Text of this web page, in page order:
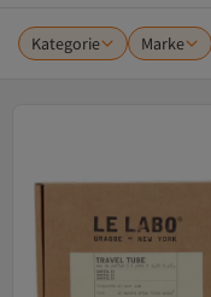
Kategorie Marke